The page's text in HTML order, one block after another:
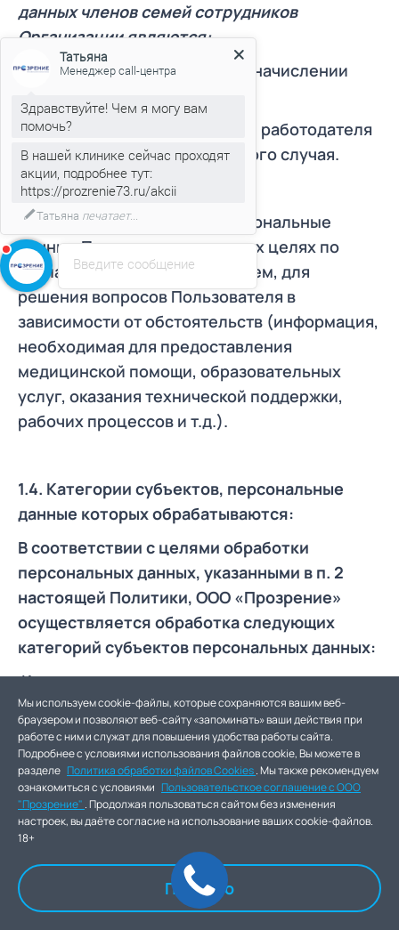
данных членов семей сотрудников
Организации являются:
·Учет налоговых льгот при начислении
·Исполнение обязанностей работодателя
при возникновении несчастного случая.
Оператор обрабатывает персональные
данные Пользователя в других целях по
согласованию с Пользователем, для
решения вопросов Пользователя в
зависимости от обстоятельств (информация,
необходимая для предоставления
медицинской помощи, образовательных
услуг, оказания технической поддержки,
рабочих процессов и т.д.).
1.4. Категории субъектов, персональные
данные которых обрабатываются:
В соответствии с целями обработки
персональных данных, указанными в п. 2
настоящей Политики, ООО «Прозрение»
осуществляется обработка следующих
категорий субъектов персональных данных:
Контрагенты, представители контрагентов,
клиенты, посетители сайта, сотрудники
клиники, соискатели, пациенты; законные
представители пациентов; лица, с которыми
заключен договор гражданско-правового
характера; уволенные сотрудники; близкие
родственники сотрудников; близкие
родственники уволенных сотрудников;
индивидуальные предприниматели и
представители контрагентов; обучающиеся;
Мы используем cookie-файлы, которые сохраняются вашим веб-
браузером и позволяют веб-сайту «запоминать» ваши действия при
работе с ним и служат для повышения удобства работы сайта.
Подробнее с условиями использования файлов cookie, Вы можете в
разделе Политика обработки файлов Cookies. Мы также рекомендуем
ознакомиться с условиями Пользовательсткое соглашение с ООО
"Прозрение" . Продолжая пользоваться сайтом без изменения
настроек, вы даёте согласие на использование ваших cookie-файлов.
18+
Понятно
Введите сообщение
Менеджер call-центра
Здравствуйте! Чем я могу вам
В нашей клинике сейчас проходят
https://prozrenie73.ru/akcii
Если вас что-то заинтересовало
напишите мне!)